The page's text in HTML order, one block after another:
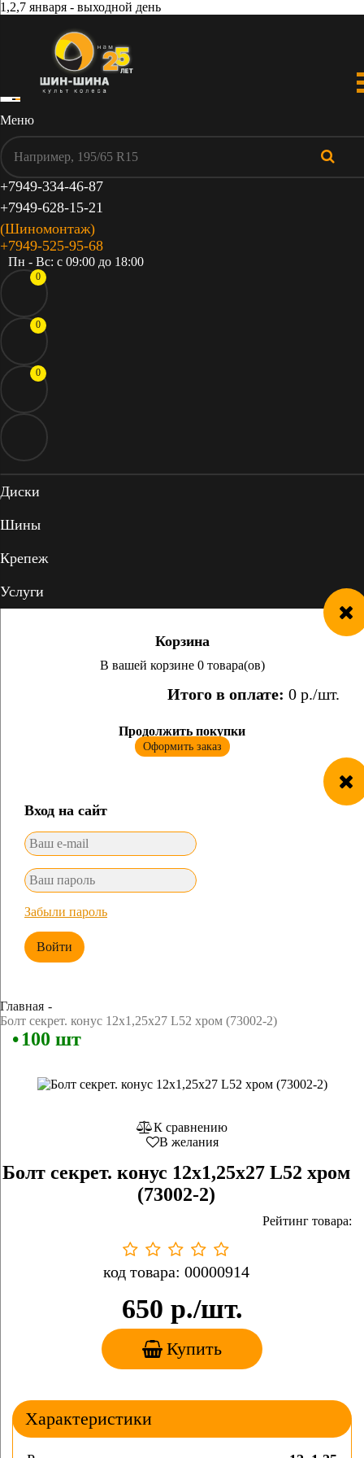
1,2,7 января - выходной день
Меню
+7949-334-46-87
+7949-628-15-21
(Шиномонтаж)
+7949-525-95-68
Пн - Вс: c 09:00 до 18:00
0
0
0
Диски
Шины
Крепеж
Услуги
Корзина
В вашей корзине 0 товара(ов)
Итого в оплате: 0 р./шт.
Продолжить покупки
Оформить заказ
Вход на сайт
Забыли пароль
Войти
Главная
Болт секрет. конус 12х1,25х27 L52 хром (73002-2)
100 шт
К сравнению
В желания
Болт секрет. конус 12х1,25х27 L52 хром
(73002-2)
Рейтинг товара:
код товара: 00000914
650 р./шт.
Купить
Характеристики